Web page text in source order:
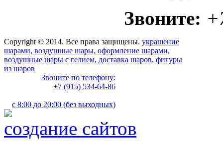
Звоните:
Copyright © 2014. Все права защищены. украшение
шарами, воздушные шары, оформление шарами,
воздушные шары с гелием, доставка шаров, фигуры
из шаров
Звоните по телефону:
+7 (915) 534-64-86
с 8:00 до 20:00 (без выходных)
создание сайтов